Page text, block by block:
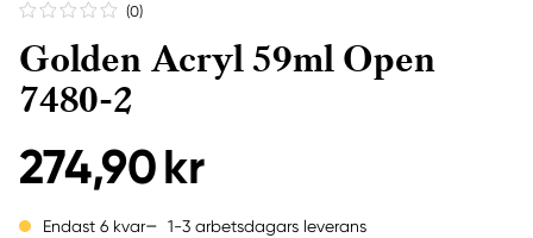
(0)
Golden Acryl 59ml Open
7480-2
274,90 kr
Endast 6 kvar 1-3 arbetsdagars leverans